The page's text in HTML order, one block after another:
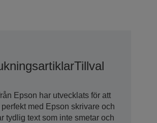
Tillval
Epson har utvecklats för att
med Epson skrivare och
tydlig text som inte smetar och